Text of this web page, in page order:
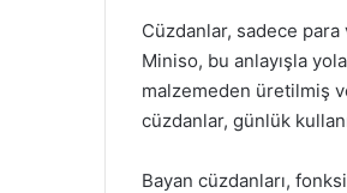
Cüzdanlar, sadece para
Miniso, bu anlayışla
malzemeden üretilmiş
cüzdanlar, günlük
Bayan cüzdanları,